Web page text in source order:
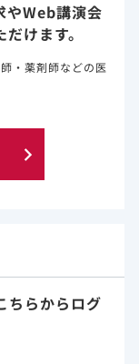
やWeb講演会
けます。
・薬剤師などの医
ちらからログ